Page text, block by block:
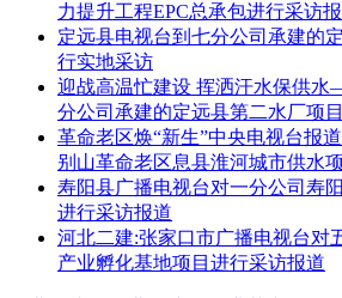
力提升工程EPC总承包进行采访
定远县电视台到七分公司承建的
行实地采访
迎战高温忙建设 挥洒汗水保供
分公司承建的定远县第二水厂项
革命老区焕“新生”中央电视台报
别山革命老区息县淮河城市供水
寿阳县广播电视台对一分公司寿
进行采访报道
河北二建:张家口市广播电视台对
产业孵化基地项目进行采访报道